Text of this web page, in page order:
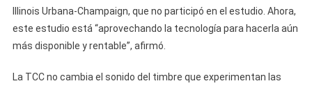
Illinois Urbana-Champaign, que no participó en el estudio. Ahora,
este estudio está “aprovechando la tecnología para hacerla aún
más disponible y rentable”, afirmó.
La TCC no cambia el sonido del timbre que experimentan las